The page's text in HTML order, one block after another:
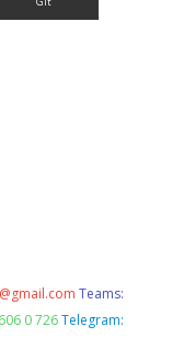
Teams:
0 726 Telegram: